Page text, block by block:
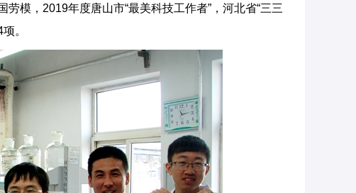
模，2019年度唐山市“最美科技工作者”，河北省“三三
。